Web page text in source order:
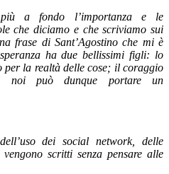
più a fondo l’importanzae le
che diciamo e che scriviamo sui
frase di Sant’Agostino che mi è
ha due bellissimi figli: lo
per la realtà delle cose; il coraggio
noi può dunque portare un
dei social network, delle
scritti senza pensare alle